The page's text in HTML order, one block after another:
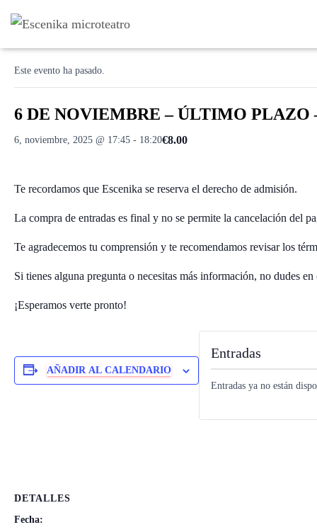
Este evento ha pasado.
6 DE NOVIEMBRE – ÚLTIMO PLAZO
6, noviembre, 2025 @ 17:45 - 18:20€8.00
Te recordamos que Escenika se reserva el derecho de admisión.
La compra de entradas es final y no se permite la cancelación del
Te agradecemos tu comprensión y te recomendamos revisar los
Si tienes alguna pregunta o necesitas más información, no dudes en
¡Esperamos verte pronto!
AÑADIR AL CALENDARIO
DETALLES
Fecha:
Entradas
Entradas ya no están